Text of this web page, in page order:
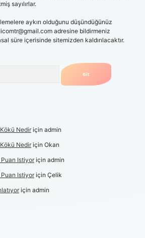
sayılırlar.
aykırı olduğunu düşündüğünüz
adresine bildirmeniz
süre içerisinde sitemizden kaldırılacaktır.
Nediriçin admin
Nediriçin Okan
Istiyoriçin admin
Istiyoriçin Çelik
için admin